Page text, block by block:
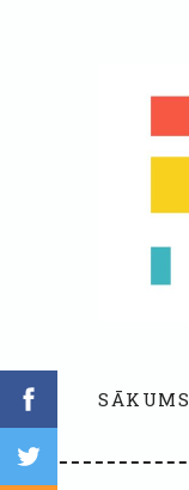
SĀKUMS